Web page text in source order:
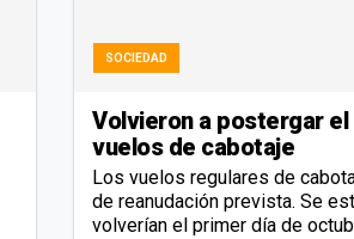
SOCIEDAD
Volvieron a postergar
vuelos de cabotaje
Los vuelos regulares de
de reanudación prevista. Se
volverían el primer día de